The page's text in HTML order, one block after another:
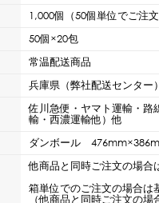
1,000個（50個単位でご注
50個×20包
常温配送商品
兵庫県（弊社配送センター
佐川急便・ヤマト運輸・路
輸・西濃運輸他）他
ダンボール
他商品と同時ご注文の場合
箱単位でのご注文の場合は
（他商品と同時ご注文の場